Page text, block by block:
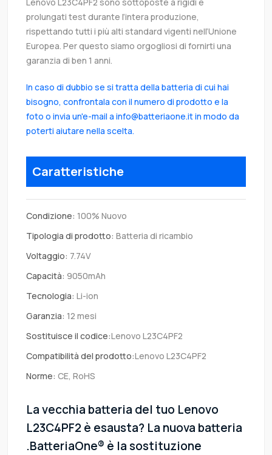
Lenovo L23C4PF2 sono sottoposte a rigidi e
prolungati test durante l’intera produzione,
rispettando tutti i più alti standard vigenti nell’Unione
Europea. Per questo siamo orgogliosi di fornirti una
garanzia di ben 1 anni.
In caso di dubbio se si tratta della batteria di cui hai
bisogno, confrontala con il numero di prodotto e la
foto o invia un'e-mail a info@batteriaone.it in modo da
poterti aiutare nella scelta.
Caratteristiche
Condizione: 100% Nuovo
Tipologia di prodotto: Batteria di ricambio
Voltaggio: 7.74V
Capacità: 9050mAh
Tecnologia: Li-ion
Garanzia: 12 mesi
Sostituisce il codice:Lenovo L23C4PF2
Compatibilità del prodotto:Lenovo L23C4PF2
Norme: CE, RoHS
La vecchia batteria del tuo Lenovo
L23C4PF2 è esausta? La nuova batteria
.BatteriaOne® è la sostituzione